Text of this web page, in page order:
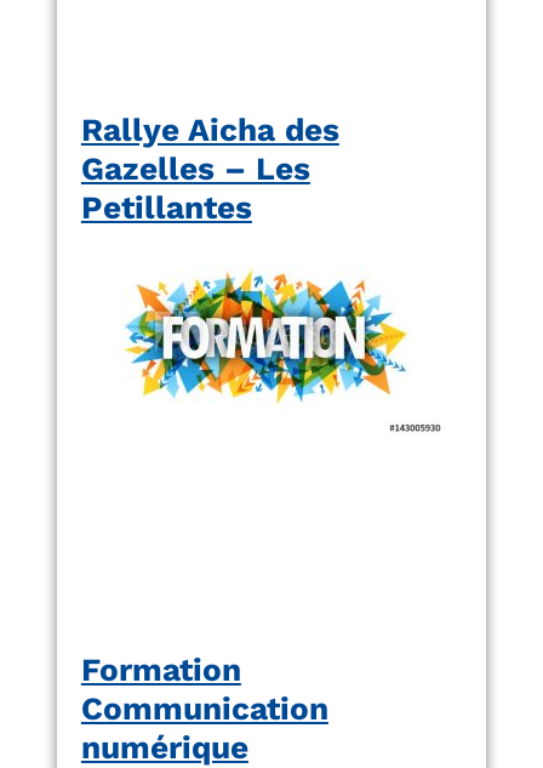
Rallye Aicha des
Gazelles – Les
Petillantes
Formation
Communication
numérique